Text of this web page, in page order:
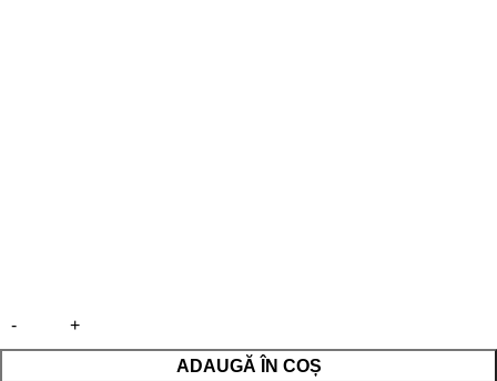
ADAUGĂ ÎN COȘ